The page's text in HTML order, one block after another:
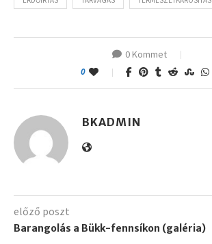
0 Kommet
0
BKADMIN
előző poszt
Barangolás a Bükk-fennsíkon (galéria)